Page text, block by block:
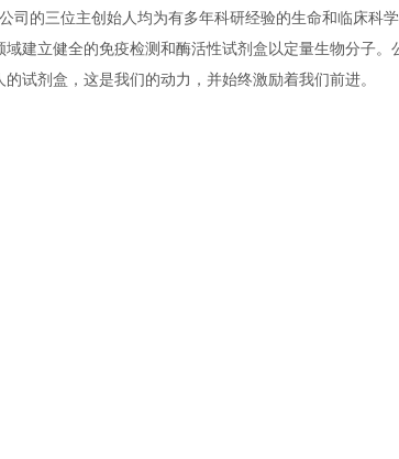
的三位主创始人均为有多年科研经验的生命和临床科
建立健全的免疫检测和酶活性试剂盒以定量生物分子。
试剂盒，这是我们的动力，并始终激励着我们前进。